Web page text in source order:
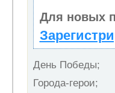
Для новых
День Победы;
Города-герои;